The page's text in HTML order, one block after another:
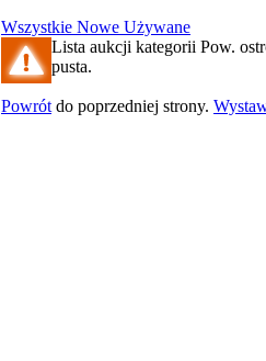
Wszystkie Nowe Używane
Lista aukcji kategorii Pow.
pusta.
Powrót do poprzedniej strony.